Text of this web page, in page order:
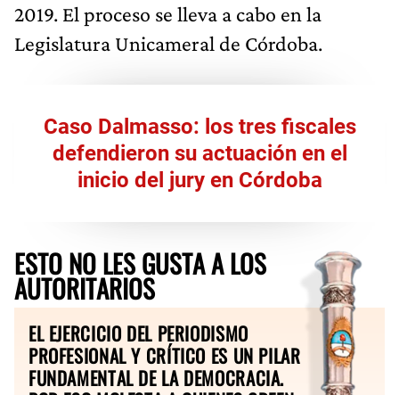
2019. El proceso se lleva a cabo en la
Legislatura Unicameral de Córdoba.
Caso Dalmasso: los tres fiscales
defendieron su actuación en el
inicio del jury en Córdoba
ESTO NO LES GUSTA A LOS
AUTORITARIOS
EL EJERCICIO DEL PERIODISMO
PROFESIONAL Y CRÍTICO ES UN PILAR
FUNDAMENTAL DE LA DEMOCRACIA.